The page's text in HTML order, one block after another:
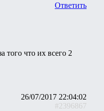
Ответить
того что их всего 2
26/07/2017 22:04:02
#2396867